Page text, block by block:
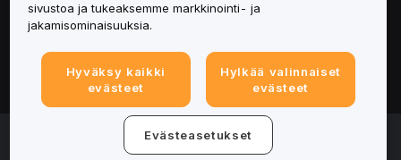
Tuotteet
Lakiasiat
© 2025-2026 Bybit.eu. Kaikki oikeudet pidätetään.
sivustoa ja tukeaksemme markkinointi- ja
jakamisominaisuuksia.
Hyväksy kaikki
evästeet
Hylkää valinnaiset
evästeet
Evästeasetukset